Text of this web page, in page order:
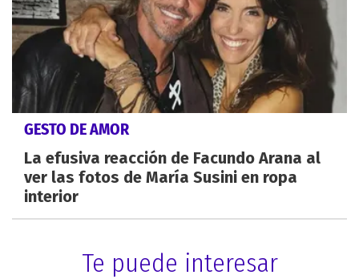
GESTO DE AMOR
La efusiva reacción de Facundo Arana al
ver las fotos de María Susini en ropa
interior
Te puede interesar